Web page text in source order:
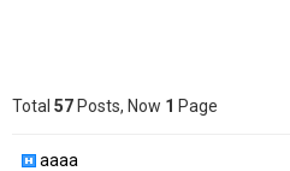
Total 57 Posts, Now 1 Page
aaaa